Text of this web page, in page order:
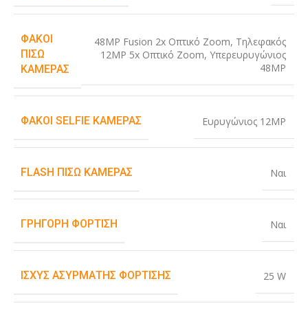
ΦΑΚΟΊ
ΠΊΣΩ
ΚΆΜΕΡΑΣ
48MP Fusion 2x Οπτικό Zoom, Τηλεφακός
12MP 5x Οπτικό Zoom, Υπερευρυγώνιος
48MP
ΦΑΚΟΊ SELFIE ΚΆΜΕΡΑΣ Ευρυγώνιος 12MP
FLASH ΠΊΣΩ ΚΆΜΕΡΑΣ Ναι
ΓΡΉΓΟΡΗ ΦΌΡΤΙΣΗ Ναι
ΙΣΧΎΣ ΑΣΎΡΜΑΤΗΣ ΦΌΡΤΙΣΗΣ 25 W